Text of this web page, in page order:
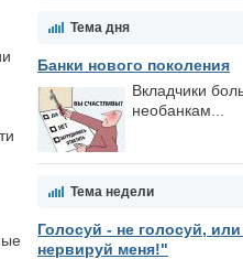
Тема дня
Банки нового поколения
Вкладчики
необанкам...
Тема недели
Голосуй - не голосуй,
нервируй меня!"